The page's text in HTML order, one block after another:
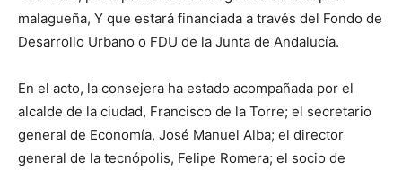
malagueña, Y que estará financiada a través del Fondo de
Desarrollo Urbano o FDU de la Junta de Andalucía.
En el acto, la consejera ha estado acompañada por el
alcalde de la ciudad, Francisco de la Torre; el secretario
general de Economía, José Manuel Alba; el director
general de la tecnópolis, Felipe Romera; el socio de